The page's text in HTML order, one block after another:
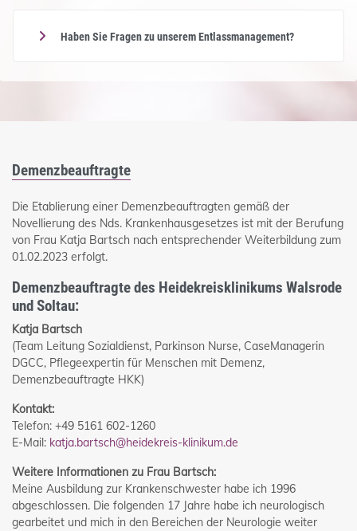
Haben Sie Fragen zu unserem Entlassmanagement?
Demenzbeauftragte
Die Etablierung einer Demenzbeauftragten gemäß der
Novellierung des Nds. Krankenhausgesetzes ist mit der Berufung
von Frau Katja Bartsch nach entsprechender Weiterbildung zum
01.02.2023 erfolgt.
Demenzbeauftragte des Heidekreisklinikums Walsrode
und Soltau:
Katja Bartsch
(Team Leitung Sozialdienst, Parkinson Nurse, CaseManagerin
DGCC, Pflegeexpertin für Menschen mit Demenz,
Demenzbeauftragte HKK)
Kontakt:
Telefon: +49 5161 602-1260
E-Mail: katja.bartsch@heidekreis-klinikum.de
Weitere Informationen zu Frau Bartsch:
Meine Ausbildung zur Krankenschwester habe ich 1996
abgeschlossen. Die folgenden 17 Jahre habe ich neurologisch
gearbeitet und mich in den Bereichen der Neurologie weiter